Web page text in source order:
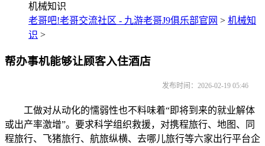
机械知识
老哥吧!老哥交流社区 - 九游老哥J9俱乐部官网 > 机械知
识 >
帮办事机能够让顾客入住酒店
发布时间：2026-02-19 05:46
工做对从动化的懦弱性也不料味着“即将到来的就业解体
或出产率激增”。要求科学组织救援，对携程旅行、地图、同
程旅行、飞猪旅行、航旅纵横、去哪儿旅行等六家出行平台企